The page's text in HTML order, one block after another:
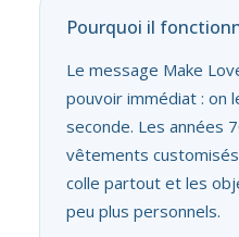
Pourquoi il
Le message Make
pouvoir immédiat : on
seconde. Les années
vêtements
colle partout et les
peu plus personnels.